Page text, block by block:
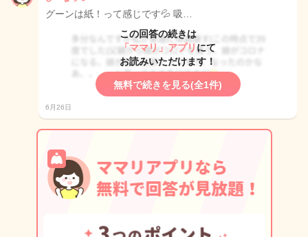
グーンは紙！って感じです💦 吸…
この回答の続きは
「ママリ」アプリ にて
お読みいただけます！
無料で続きを見る(全1件)
6月26日